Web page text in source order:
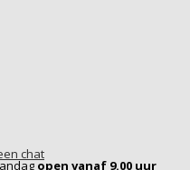
chat
open vanaf 9.00 uur